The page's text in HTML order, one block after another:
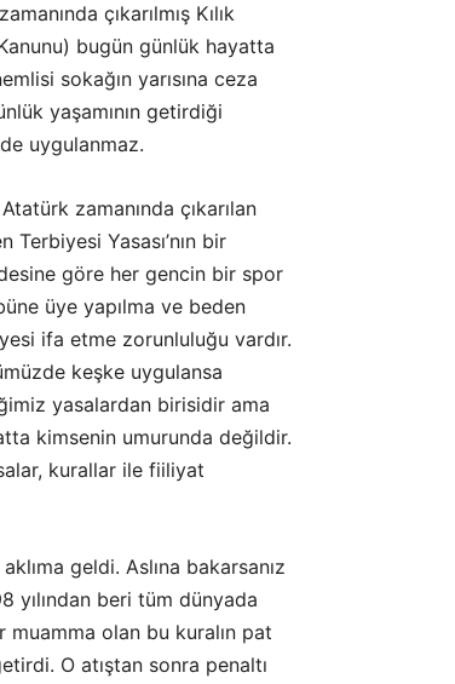
çıkarılmış Kılık
bugün günlük hayatta
sokağın yarısına ceza
yaşamının getirdiği
uygulanmaz.
zamanında çıkarılan
Terbiyesi Yasası’nın bir
göre her gencin bir spor
üye yapılma ve beden
ifa etme zorunluluğu vardır.
keşke uygulansa
yasalardan birisidir ama
kimsenin umurunda değildir.
kurallar ile fiiliyat
geldi. Aslına bakarsanız
yılından beri tüm dünyada
muamma olan bu kuralın pat
O atıştan sonra penaltı